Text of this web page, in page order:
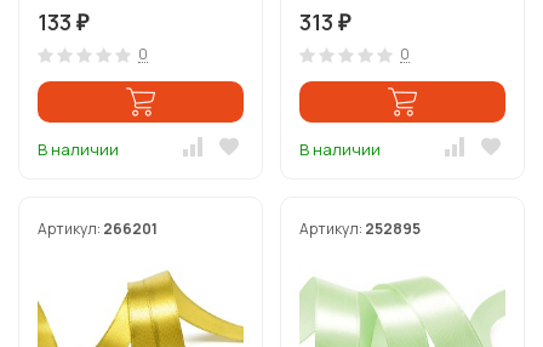
133 ₽
0
В наличии
313 ₽
0
В наличии
Артикул: 266201 Артикул: 252895